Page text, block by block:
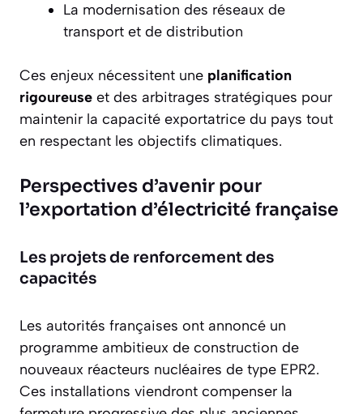
La modernisation des réseaux de
transport et de distribution
Ces enjeux nécessitent une planification
rigoureuse et des arbitrages stratégiques pour
maintenir la capacité exportatrice du pays tout
en respectant les objectifs climatiques.
Perspectives d’avenir pour
l’exportation d’électricité française
Les projets de renforcement des
capacités
Les autorités françaises ont annoncé un
programme ambitieux de construction de
nouveaux réacteurs nucléaires de type EPR2.
Ces installations viendront compenser la